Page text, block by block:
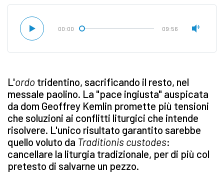
00:00 09:56
L'ordo tridentino, sacrificando il resto, nel
messale paolino. La "pace ingiusta" auspicata
da dom Geoffrey Kemlin promette più tensioni
che soluzioni ai conflitti liturgici che intende
risolvere. L'unico risultato garantito sarebbe
quello voluto da Traditionis custodes:
cancellare la liturgia tradizionale, per di più col
pretesto di salvarne un pezzo.